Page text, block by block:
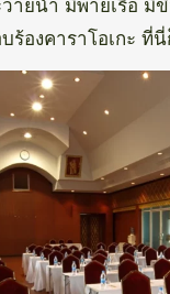
ายน้ำ มีพายเรือ มี
ร้องคาราโอเกะ ที่